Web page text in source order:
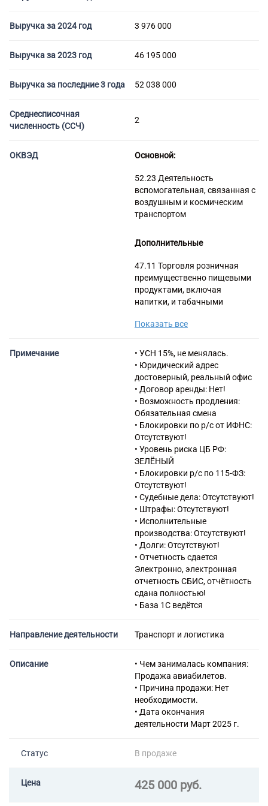
Страховые компании
Выручка за 2024 год 3 976 000
Выручка за 2023 год 46 195 000
Выручка за последние 3 года 52 038 000
Среднесписочная
численность (ССЧ)
2
ОКВЭД Основной:
52.23 Деятельность
вспомогательная, связанная с
воздушным и космическим
транспортом
Дополнительные
47.11 Торговля розничная
преимущественно пищевыми
продуктами, включая
напитки, и табачными
неспециализированных
47.19.2 Деятельность
универсальных магазинов,
торгующих товарами общего
ассортимента
47.25.1 Торговля розничная
алкогольными напитками,
включая пиво, в
специализированных
магазинах
49.41 Деятельность
автомобильного грузового
транспорта
49.41.2 Перевозка грузов
неспециализированными
автотранспортными
средствами
49.41.3 Аренда грузового
автомобильного транспорта с
водителем
49.42 Предоставление услуг
по перевозкам
51.10.1 Перевозка воздушным
51.10.2 Перевозка воздушным
не подчиняющимся
расписанию
51.21.1 Перевозка воздушным
грузовым транспортом,
подчиняющимся расписанию
52.29 Деятельность
56.10.1 Деятельность
ресторанным обслуживанием,
кафетериев, ресторанов
Показать все
Примечание
• УСН 15%, не менялась.
• Юридический адрес
достоверный, реальный офис
• Договор аренды: Нет!
• Возможность продления:
Обязательная смена
• Блокировки по р/с от ИФНС:
Отсутствуют!
• Уровень риска ЦБ РФ:
ЗЕЛЁНЫЙ
• Блокировки р/с по 115-ФЗ:
Отсутствуют!
• Судебные дела: Отсутствуют!
• Штрафы: Отсутствуют!
• Исполнительные
производства: Отсутствуют!
• Долги: Отсутствуют!
• Отчетность сдается
Электронно, электронная
отчетность СБИС, отчётность
сдана полностью!
• База 1С ведётся
Направление деятельности Транспорт и логистика
Описание
• Чем занималась компания:
Продажа авиабилетов.
• Причина продажи: Нет
необходимости.
• Дата окончания
деятельности Март 2025 г.
Статус В продаже
Цена 425 000 руб.